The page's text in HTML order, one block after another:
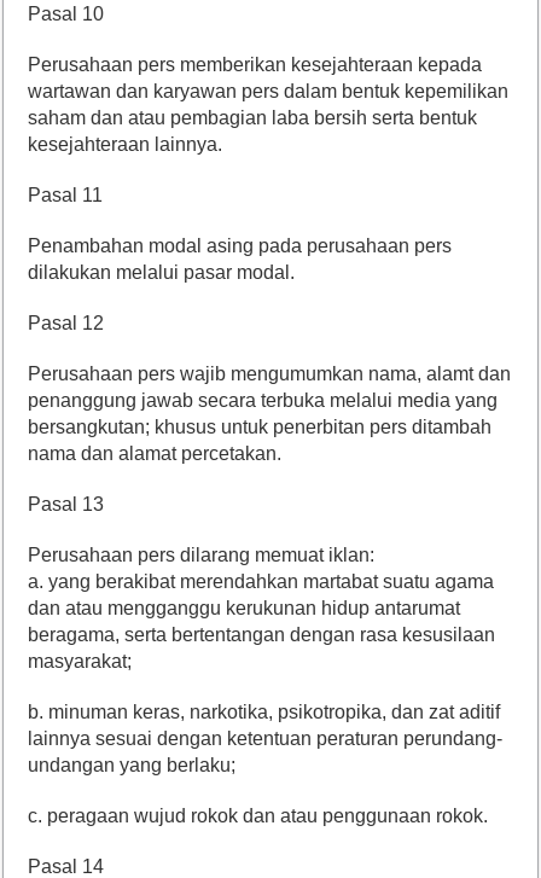
Pasal 10
Perusahaan pers memberikan kesejahteraan kepada
wartawan dan karyawan pers dalam bentuk kepemilikan
saham dan atau pembagian laba bersih serta bentuk
kesejahteraan lainnya.
Pasal 11
Penambahan modal asing pada perusahaan pers
dilakukan melalui pasar modal.
Pasal 12
Perusahaan pers wajib mengumumkan nama, alamt dan
penanggung jawab secara terbuka melalui media yang
bersangkutan; khusus untuk penerbitan pers ditambah
nama dan alamat percetakan.
Pasal 13
Perusahaan pers dilarang memuat iklan:
a. yang berakibat merendahkan martabat suatu agama
dan atau mengganggu kerukunan hidup antarumat
beragama, serta bertentangan dengan rasa kesusilaan
masyarakat;
b. minuman keras, narkotika, psikotropika, dan zat aditif
lainnya sesuai dengan ketentuan peraturan perundang-
undangan yang berlaku;
c. peragaan wujud rokok dan atau penggunaan rokok.
Pasal 14